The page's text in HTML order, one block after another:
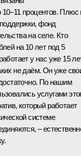
процентов.
фонд
на селе. Кто
на 10 лет под 5
у нас уже 15
не даём. Он уже
По нашим
услугами
который работает
системе
–